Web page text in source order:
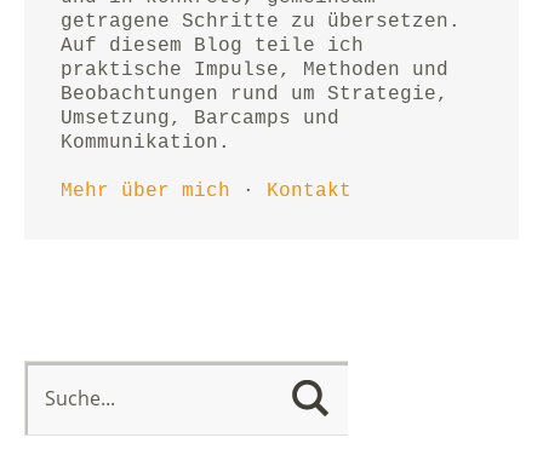
getragene Schritte zu übersetzen.
Auf diesem Blog teile ich
praktische Impulse, Methoden und
Beobachtungen rund um Strategie,
Umsetzung, Barcamps und
Kommunikation.
Mehr über mich · Kontakt